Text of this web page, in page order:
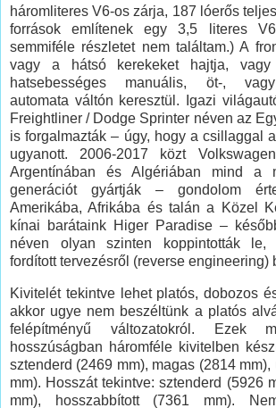
háromliteres V6-os zárja, 187 lóerős
források említenek egy 3,5 literes
semmiféle részletet nem találtam.) A
vagy a hátsó kerekeket hajtja,
hatsebességes manuális, öt-,
automata váltón keresztül. Igazi
Freightliner / Dodge Sprinter néven az
is forgalmazták – úgy, hogy a csillaggal
ugyanott. 2006-2017 közt
Argentínában és Algériában mind
generációt gyártják – gondolom
Amerikába, Afrikába és talán a Közel
kínai barátaink Higer Paradise –
néven olyan szinten koppintották le,
fordított tervezésről (reverse engineering)
Kivitelét tekintve lehet platós, dobozos
akkor ugye nem beszéltünk a platós
felépítményű változatokról. Ezek
hosszúságban háromféle kivitelben
sztenderd (2469 mm), magas (2814 mm),
mm). Hosszát tekintve: sztenderd (5926
mm), hosszabbított (7361 mm).